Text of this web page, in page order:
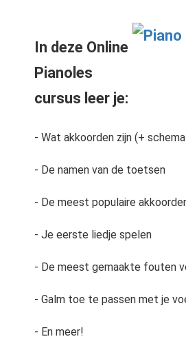
In deze Online
Pianoles
cursus leer je:
- Wat akkoorden zijn (+
- De namen van de toetsen
- De meest populaire
- Je eerste liedje spelen
- De meest gemaakte fouten
- Galm toe te passen met je
- En meer!